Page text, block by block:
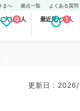
まへ 拠点一覧 よくある質問
入り求人
0 最近見た求人
1
更新日 :